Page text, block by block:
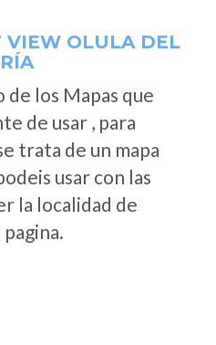
VIEW OLULA DEL
de los Mapas que
de usar , para
trata de un mapa
usar con las
la localidad de